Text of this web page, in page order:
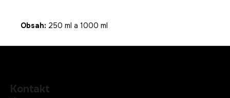
Obsah: 250 ml a 1000 ml
Kontakt